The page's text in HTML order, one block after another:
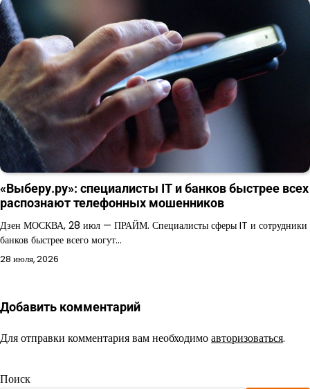
«Выберу.ру»: специалисты IT и банков быстрее всех
распознают телефонных мошенников
Дзен МОСКВА, 28 июл — ПРАЙМ. Специалисты сферы IT и сотрудники
банков быстрее всего могут…
28 июля, 2026
Добавить комментарий
Для отправки комментария вам необходимоавторизоваться.
Поиск